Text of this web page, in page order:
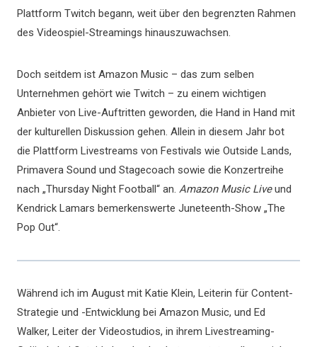
Plattform Twitch begann, weit über den begrenzten Rahmen
des Videospiel-Streamings hinauszuwachsen.
Doch seitdem ist Amazon Music – das zum selben
Unternehmen gehört wie Twitch – zu einem wichtigen
Anbieter von Live-Auftritten geworden, die Hand in Hand mit
der kulturellen Diskussion gehen. Allein in diesem Jahr bot
die Plattform Livestreams von Festivals wie Outside Lands,
Primavera Sound und Stagecoach sowie die Konzertreihe
nach „Thursday Night Football“ an. Amazon Music Liveund
Kendrick Lamars bemerkenswerte Juneteenth-Show „The
Pop Out“.
Während ich im August mit Katie Klein, Leiterin für Content-
Strategie und -Entwicklung bei Amazon Music, und Ed
Walker, Leiter der Videostudios, in ihrem Livestreaming-